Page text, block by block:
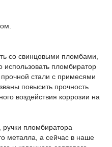
со свинцовыми пломбами,
пломбиратор
стали с примесями
повысить прочность
воздействия коррозии на
пломбиратора
металла, а сейчас в наше